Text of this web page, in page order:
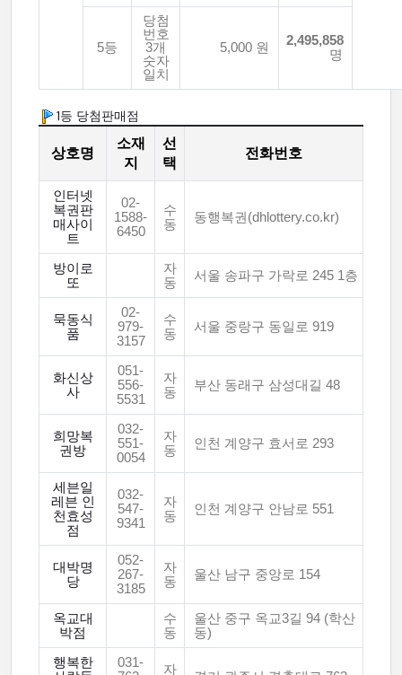
5등
당첨
번호
3개
숫자
일치
5,000 원
2,495,858
명
1등 당첨판매점
상호명
소재
지
선
택
전화번호
인터넷
복권판
매사이
트
02-
1588-
6450
수
동
동행복권(dhlottery.co.kr)
방이로
또
자
동
서울 송파구 가락로 245 1층
묵동식
품
02-
979-
3157
수
동
서울 중랑구 동일로 919
화신상
사
051-
556-
5531
자
동
부산 동래구 삼성대길 48
희망복
권방
032-
551-
0054
자
동
인천 계양구 효서로 293
세븐일
레븐 인
천효성
점
032-
547-
9341
자
동
인천 계양구 안남로 551
대박명
당
052-
267-
3185
자
동
울산 남구 중앙로 154
옥교대
박점
수
동
울산 중구 옥교3길 94 (학산
동)
행복한
031-
자